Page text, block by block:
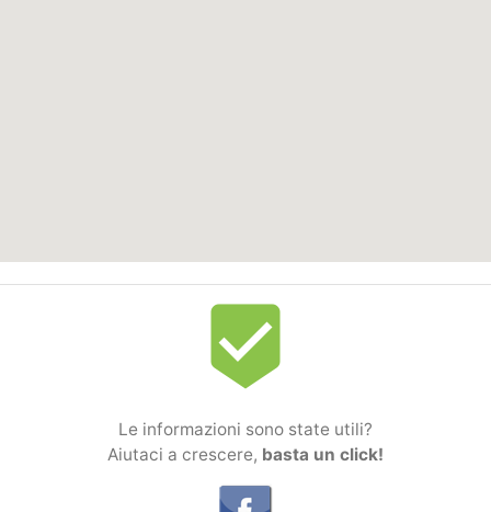
beenhere
Le informazioni sono state utili?
Aiutaci a crescere, basta un click!